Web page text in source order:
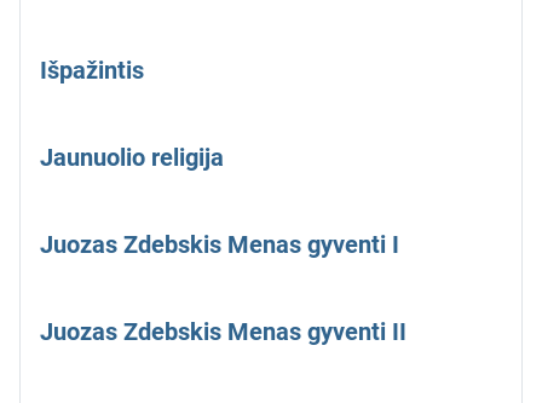
Išpažintis
Jaunuolio religija
Juozas Zdebskis Menas gyventi I
Juozas Zdebskis Menas gyventi II